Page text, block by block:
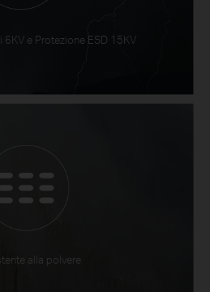
6KV e Protezione ESD 15KV
alla polvere